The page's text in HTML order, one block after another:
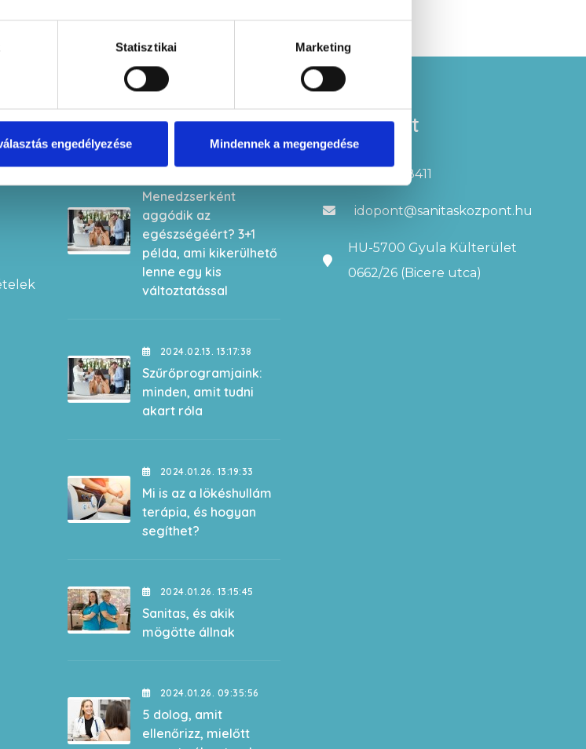
Statisztikai Marketing
engedélyezése Mindennek a megengedése
Legújabb bejegyzések
Menedzserként
aggódik az
egészségéért? 3+1
példa, ami kikerülhető
lenne egy kis
változtatással
2024.02.13. 13:17:38
Szűrőprogramjaink:
minden, amit tudni
akart róla
2024.01.26. 13:19:33
Mi is az a lökéshullám
terápia, és hogyan
segíthet?
2024.01.26. 13:15:45
Sanitas, és akik
mögötte állnak
2024.01.26. 09:35:56
5 dolog, amit
ellenőrizz, mielőtt
Kapcsolat
+3666998411
idopont@sanitaskozpont.hu
HU-5700 Gyula Külterület
0662/26 (Bicere utca)